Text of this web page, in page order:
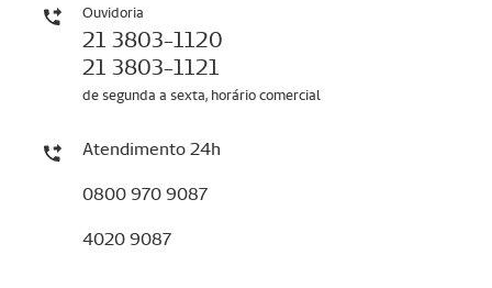
Ouvidoria
21 3803-1120
21 3803-1121
de segunda a sexta, horário comercial
Atendimento 24h
0800 970 9087
4020 9087